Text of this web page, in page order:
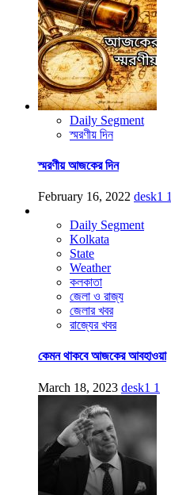
Daily Segment
স্মরণীয় দিন
স্মরণীয় আজকের দিন
February 16, 2022 desk1 1
Daily Segment
Kolkata
State
Weather
কলকাতা
জেলা ও রাজ্য
জেলার খবর
রাজ্যের খবর
কেমন থাকবে আজকের আবহাওয়া
March 18, 2023 desk1 1